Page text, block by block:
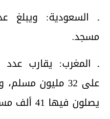
مسجد.
ـ المغرب: يقارب
على 32 مليون
يصلون فيها 41 ألف مسجد